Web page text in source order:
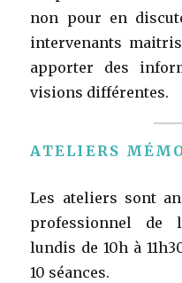
non pour en
intervenants
apporter des
visions différentes.
ATELIERS
Les ateliers sont
professionnel de
lundis de 10h à
10 séances.